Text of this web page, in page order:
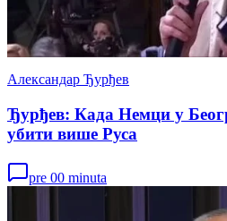
Александар Ђурђев
Ђурђев: Када Немци у
убити више Руса
pre 00 minuta